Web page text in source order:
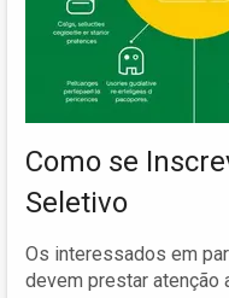
Como se
Seletivo
Os interessados em
devem prestar atenção